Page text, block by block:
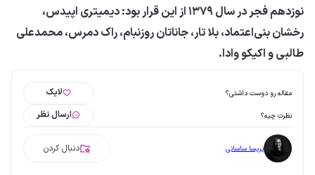
نوزدهم فجر در سال ۱۳۷۹ از این قرار بود: دیمیتری اپیدس،
رخشان بنی‌اعتماد، بلا تار، جاناتان روزنبام، راک دمرس، محمدعلی
طالبی و اکیکو وادا.
مقاله رو دوست داشتی؟ لایک
نظرت چیه؟ ارسال نظر
پریسا ساسانی دنبال کردن